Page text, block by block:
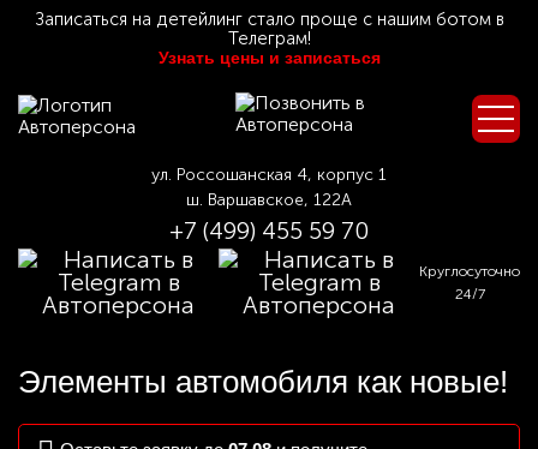
Записаться на детейлинг стало проще с нашим ботом в
Телеграм!
Узнать цены и записаться
ул. Россошанская 4, корпус 1
ш. Варшавское, 122А
+7 (499) 455 59 70
Круглосуточно
24/7
Элементы автомобиля как новые!